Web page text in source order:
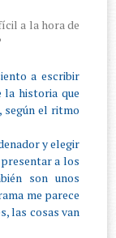
a la hora de
a escribir
la historia que
según el ritmo
y elegir
a los
son unos
me parece
las cosas van